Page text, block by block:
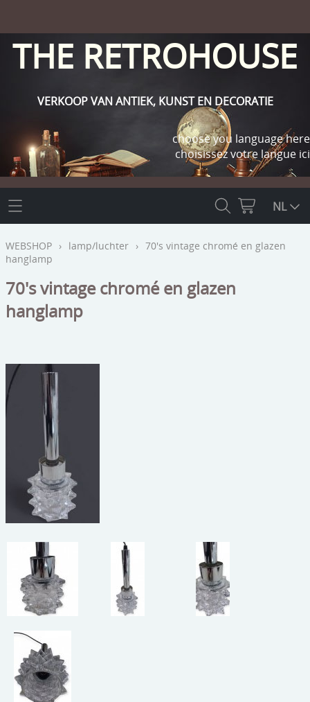
THE RETROHOUSE
VERKOOP VAN ANTIEK, KUNST EN DECORATIE
choose you language here
choisissez votre langue ici
THE RETROHOUSE
WEBSHOP
religie
beelden
reclamevoorwerpen/merken
curiosa
schilderijen
porselein/aardewerk
juwelen/horloges/brillen
medailles/munten/bankbiljetten
ets/tekening/litho/gravure
glaswerk
lamp/luchter
speelgoed
zilverwerk
klokken
KLANT WORDEN / INLOGGEN
NL
WEBSHOP › lamp/luchter › 70's vintage chromé en glazen
hanglamp
70's vintage chromé en glazen
hanglamp